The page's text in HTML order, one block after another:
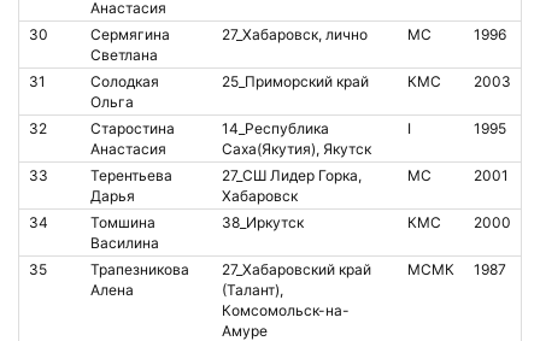
Анастасия
30
Сермягина
Светлана
27_Хабаровск, лично МС 1996
31
Солодкая
Ольга
25_Приморский край КМС 2003
32
Старостина
Анастасия
14_Республика
Саха(Якутия), Якутск
I 1995
33
Терентьева
Дарья
27_СШ Лидер Горка,
Хабаровск
МС 2001
34
Томшина
Василина
38_Иркутск КМС 2000
35
Трапезникова
Алена
27_Хабаровский край
(Талант),
Комсомольск-на-
Амуре
МСМК 1987